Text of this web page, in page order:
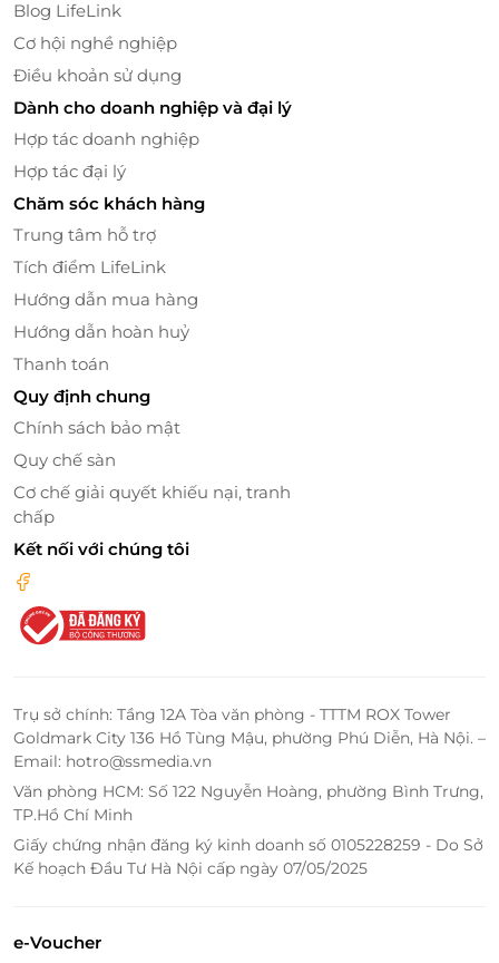
LifeLink - Địa chỉ săn deal sức khoẻ, làm
đẹp ưu đãi nhất
LifeLink là nền tảng xúc tiến Thương mại điện tử
hàng đầu Việt Nam chuyên cung cấp các E-Ticket, E-
Gift, E-Voucher của thương hiệu lớn trên toàn
quốc về các lĩnh vực du lịch, ăn uống, làm đẹp, giải
trí,... chất lượng cao và mức giá ưu đãi hấp dẫn nhất.
Hiện tại, trên LifeLink đang có ưu đãi: E-Voucher
giảm tới 40% cho dịch vụ chăm sóc sức khoẻ, làm
đẹp tại nhiều cơ sở làm đẹp nổi tiếng. Chi tiết vui
lòng tham khảo
Truy cập ngay
voucher làm đẹp khác bạn nhé!
Blog LifeLink
Cơ hội nghề nghiệp
Điều khoản sử dụng
Dành cho doanh nghiệp và đại lý
Hợp tác doanh nghiệp
Hợp tác đại lý
Chăm sóc khách hàng
Trung tâm hỗ trợ
Tích điểm LifeLink
Hướng dẫn mua hàng
Hướng dẫn hoàn huỷ
Thanh toán
Quy định chung
Chính sách bảo mật
Quy chế sàn
Cơ chế giải quyết khiếu nại, tranh
chấp
Kết nối với chúng tôi
Trụ sở chính: Tầng 12A Tòa văn phòng - TTTM ROX Tower
Goldmark City 136 Hồ Tùng Mậu, phường Phú Diễn, Hà Nội. –
Email: hotro@ssmedia.vn
Văn phòng HCM: Số 122 Nguyễn Hoàng, phường Bình Trưng,
TP.Hồ Chí Minh
Giấy chứng nhận đăng ký kinh doanh số 0105228259 - Do Sở
Kế hoạch Đầu Tư Hà Nội cấp ngày 07/05/2025
e-Voucher